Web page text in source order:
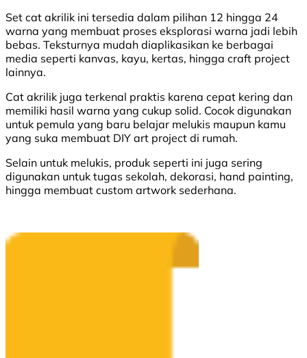
Set cat akrilik ini tersedia dalam pilihan 12 hingga 24
warna yang membuat proses eksplorasi warna jadi lebih
bebas. Teksturnya mudah diaplikasikan ke berbagai
media seperti kanvas, kayu, kertas, hingga craft project
lainnya.
Cat akrilik juga terkenal praktis karena cepat kering dan
memiliki hasil warna yang cukup solid. Cocok digunakan
untuk pemula yang baru belajar melukis maupun kamu
yang suka membuat DIY art project di rumah.
Selain untuk melukis, produk seperti ini juga sering
digunakan untuk tugas sekolah, dekorasi, hand painting,
hingga membuat custom artwork sederhana.